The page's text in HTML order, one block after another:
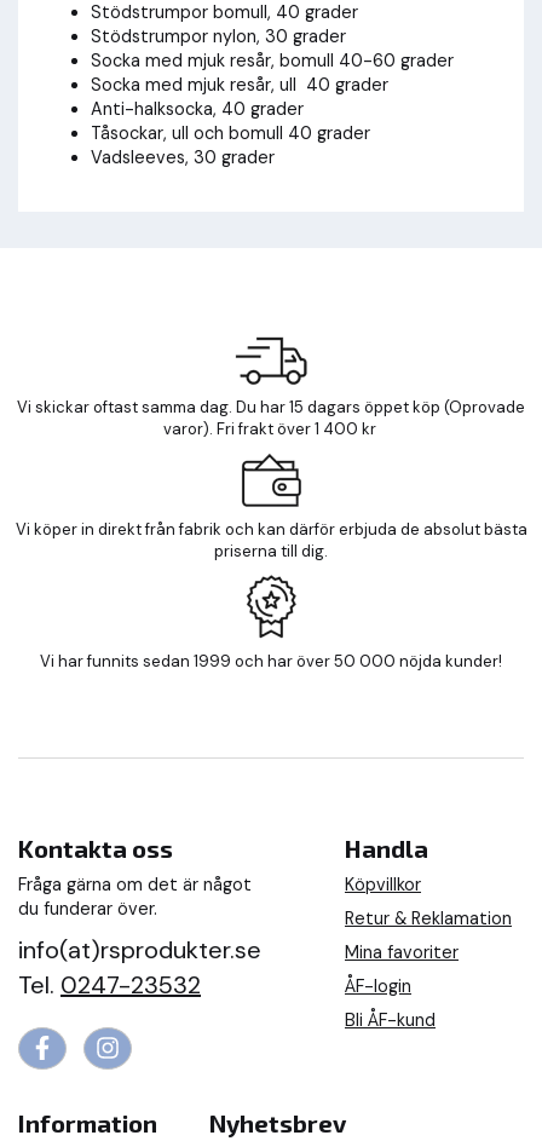
Stödstrumpor bomull, 40 grader
Stödstrumpor nylon, 30 grader
Socka med mjuk resår, bomull 40-60 grader
Socka med mjuk resår, ull 40 grader
Anti-halksocka, 40 grader
Tåsockar, ull och bomull 40 grader
Vadsleeves, 30 grader
Vi skickar oftast samma dag. Du har 15 dagars öppet köp (Oprovade
varor). Fri frakt över 1 400 kr
Vi köper in direkt från fabrik och kan därför erbjuda de absolut bästa
priserna till dig.
Vi har funnits sedan 1999 och har över 50 000 nöjda kunder!
Kontakta oss
Fråga gärna om det är något
du funderar över.
info(at)rsprodukter.se
Tel. 0247-23532
Handla
Köpvillkor
Retur & Reklamation
Mina favoriter
ÅF-login
Bli ÅF-kund
Information Nyhetsbrev